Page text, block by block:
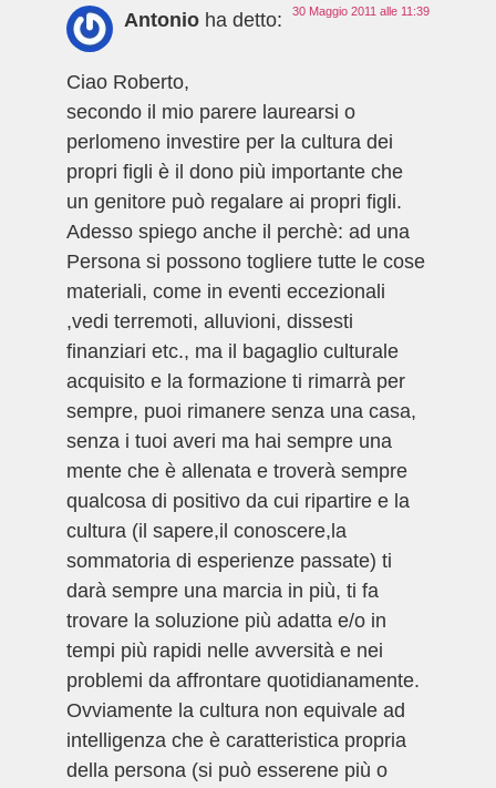
Antonio ha detto: 30 Maggio 2011 alle 11:39
Ciao Roberto,
secondo il mio parere laurearsi o
perlomeno investire per la cultura dei
propri figli è il dono più importante che
un genitore può regalare ai propri figli.
Adesso spiego anche il perchè: ad una
Persona si possono togliere tutte le cose
materiali, come in eventi eccezionali
,vedi terremoti, alluvioni, dissesti
finanziari etc., ma il bagaglio culturale
acquisito e la formazione ti rimarrà per
sempre, puoi rimanere senza una casa,
senza i tuoi averi ma hai sempre una
mente che è allenata e troverà sempre
qualcosa di positivo da cui ripartire e la
cultura (il sapere,il conoscere,la
sommatoria di esperienze passate) ti
darà sempre una marcia in più, ti fa
trovare la soluzione più adatta e/o in
tempi più rapidi nelle avversità e nei
problemi da affrontare quotidianamente.
Ovviamente la cultura non equivale ad
intelligenza che è caratteristica propria
della persona (si può esserene più o